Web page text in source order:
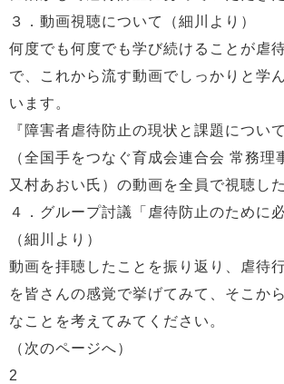
３．動画視聴について（細川より）
何度でも何度でも学び続けることが虐
で、これから流す動画でしっかりと学
います。
『障害者虐待防止の現状と課題について
（全国手をつなぐ育成会連合会 常務理
又村あおい氏）の動画を全員で視聴した
４．グループ討議「虐待防止のために
（細川より）
動画を拝聴したことを振り返り、虐待
を皆さんの感覚で挙げてみて、そこか
なことを考えてみてください。
（次のページへ）
2